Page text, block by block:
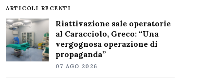
ARTICOLI RECENTI
Riattivazione sale operatorie
al Caracciolo, Greco: “Una
vergognosa operazione di
propaganda”
07 AGO 2026